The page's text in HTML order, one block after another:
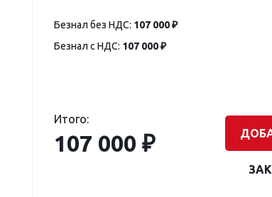
Безнал без НДС: 107 000 ₽
Безнал с НДС: 107 000 ₽
Итого:
107 000 ₽